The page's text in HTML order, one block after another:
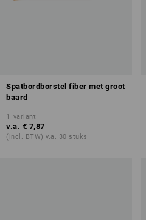
Spatbordborstel fiber met groot
baard
1 variant
v.a. € 7,87
(incl. BTW) v.a. 30 stuks